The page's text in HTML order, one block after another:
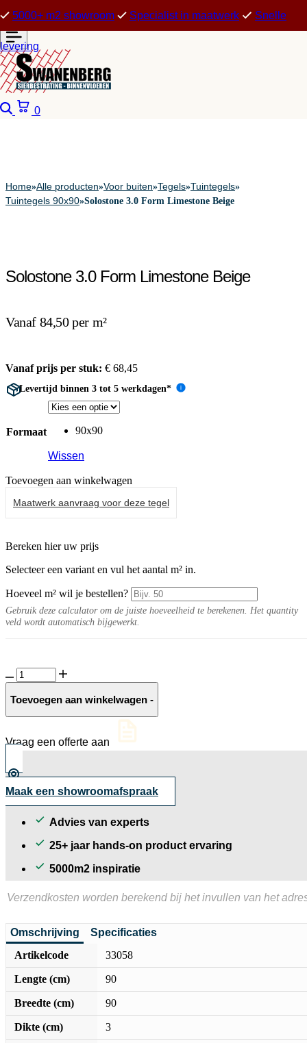
5000+ m2 showroom Specialist in maatwerk Snelle
levering
Zoeken
0
Home»Alle producten»Voor buiten»Tegels»Tuintegels»
Tuintegels 90x90»Solostone 3.0 Form Limestone Beige
Solostone 3.0 Form Limestone Beige
Vanaf 84,50 per m²
Vanaf prijs per stuk: € 68,45
Levertijd binnen 3 tot 5 werkdagen* i
Formaat 90x90
Wissen
Toevoegen aan winkelwagen
Maatwerk aanvraag voor deze tegel
Bereken hier uw prijs
Selecteer een variant en vul het aantal m² in.
Hoeveel m² wil je bestellen?
Gebruik deze calculator om de juiste hoeveelheid te berekenen. Het quantity
veld wordt automatisch bijgewerkt.
Solostone
3.0
Form
Toevoegen aan winkelwagen -
Vraag een offerte aan
Maak een showroomafspraak
Advies van experts
25+ jaar hands-on product ervaring
5000m2 inspiratie
Verzendkosten worden berekend bij het invullen van het
Omschrijving
Specificaties
Artikelcode
33058
Lengte (cm) 90
Breedte (cm) 90
Dikte (cm) 3